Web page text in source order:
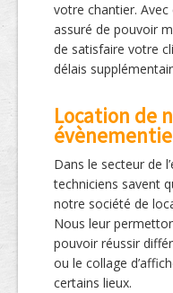
votre chantier.
assuré de pouvoir
de satisfaire votre
délais
Location de
Dans le secteur de
techniciens savent
notre société de
Nous leur
pouvoir réussir
ou le collage
certains lieux.